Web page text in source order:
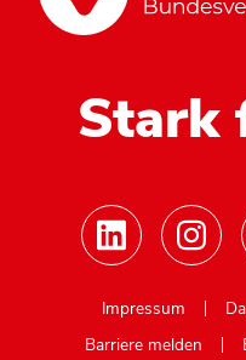
Stark
Impressum
Barriere melden